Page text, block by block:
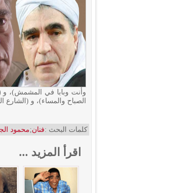
وأنت وبابا في المشمش)، و
الصباح والمساء)، و
كلمات البحث :فنان;محمود
اقرأ المزيد ...